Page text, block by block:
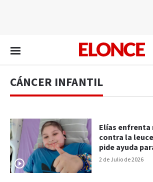
CÁNCER INFANTIL
2 de Julio de 2026
Elías enfrenta
contra la
pide ayuda
tratamiento